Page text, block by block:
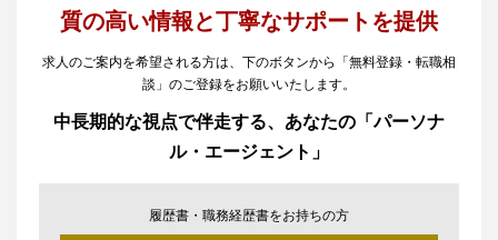
質の高い情報と丁寧なサポートを提供
求人のご案内を希望される方は、下のボタンから「無料登録・転職相
談」のご登録をお願いいたします。
中長期的な視点で伴走する、あなたの「パーソナ
ル・エージェント」
履歴書・職務経歴書をお持ちの方